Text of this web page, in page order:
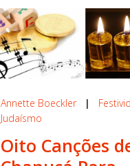
Annette Boeckler|
Judaísmo
Oito Canções